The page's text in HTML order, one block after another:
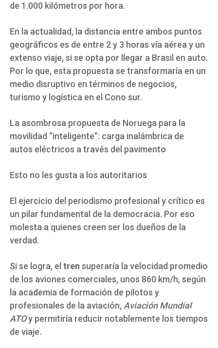
de 1.000 kilómetros por hora.
En la actualidad, la distancia entre ambos puntos
geográficos es de entre 2 y 3 horas vía aérea y un
extenso viaje, si se opta por llegar a Brasil en auto.
Por lo que, esta propuesta se transformaría en un
medio disruptivo en términos de negocios,
turismo y logística en el Cono sur.
La asombrosa propuesta de Noruega para la
movilidad “inteligente”: carga inalámbrica de
autos eléctricos a través del pavimento
Esto no les gusta a los autoritarios
El ejercicio del periodismo profesional y crítico es
un pilar fundamental de la democracia. Por eso
molesta a quienes creen ser los dueños de la
verdad.
Si se logra, el tren superaría la velocidad promedio
de los aviones comerciales, unos 860 km/h, según
la academia de formación de pilotos y
profesionales de la aviación, Aviación Mundial
ATOy permitiría reducir notablemente los tiempos
de viaje.